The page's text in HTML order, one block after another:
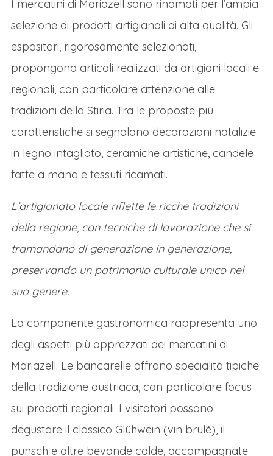
Colazione in hotel.
MARIAZELL, IL CUORE SPIRITUALE
DELL’AUSTRIA
Dopo la colazione in hotel ci dirigeremo a
Mariazell, considerato a ragione il cuore
spirituale dell'Austria, meta di pellegrinaggi
più celebre del paese; ma in inverno la sua
magnifica basilicadiventa lo sfondo
suggestivo per uno dei mercatini di Natale
Punsch caldo, di castagne arrosto e di dolci
spezie. Le luci delle caratteristiche
bancarelle in legno risplendono contro la
facciata barocca della basilica, illuminando
manufatti artigianali, decorazioni tradizionali
e prelibatezze locali. La maestosa piazza,
con il suo grande albero addobbato, è
avvolta da un'atmosfera di quieta
contemplazione e gioia festosa.Chiamato
"Stella dell'Avvento", il mercatino invita a un
viaggio sensoriale tra fede e tradizione,
offrendo momenti di raccoglimento tra una
I mercatini di Mariazell sono rinomati per l’ampia
selezione di prodotti artigianali di alta qualità. Gli
espositori, rigorosamente selezionati,
propongono articoli realizzati da artigiani locali e
regionali, con particolare attenzione alle
tradizioni della Stiria. Tra le proposte più
caratteristiche si segnalano decorazioni natalizie
in legno intagliato, ceramiche artistiche, candele
fatte a mano e tessuti ricamati.
L’artigianato locale riflette le ricche tradizioni
della regione, con tecniche di lavorazione che si
tramandano di generazione in generazione,
preservando un patrimonio culturale unico nel
suo genere.
La componente gastronomica rappresenta uno
degli aspetti più apprezzati dei mercatini di
Mariazell. Le bancarelle offrono specialità tipiche
della tradizione austriaca, con particolare focus
sui prodotti regionali. I visitatori possono
degustare il classico Glühwein (vin brulé), il
punsch e altre bevande calde, accompagnate